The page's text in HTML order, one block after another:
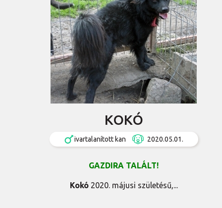
KOKÓ
ivartalanított kan 2020.05.01.
GAZDIRA TALÁLT!
Kokó2020. májusi születésű,...